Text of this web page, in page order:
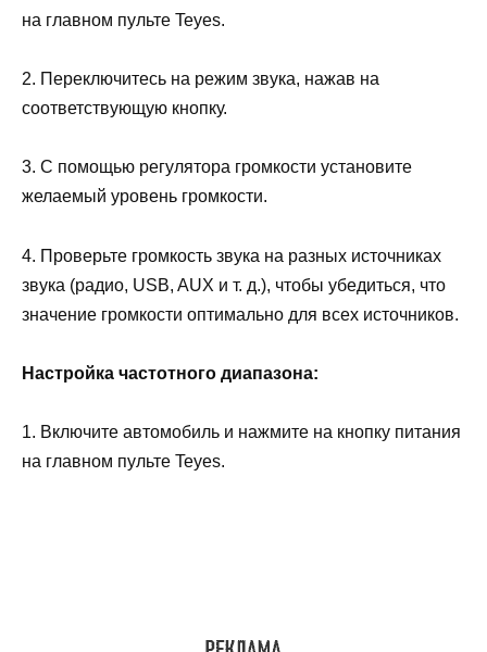
на главном пульте Teyes.
2. Переключитесь на режим звука, нажав на
соответствующую кнопку.
3. С помощью регулятора громкости установите
желаемый уровень громкости.
4. Проверьте громкость звука на разных источниках
звука (радио, USB, AUX и т. д.), чтобы убедиться, что
значение громкости оптимально для всех источников.
Настройка частотного диапазона:
1. Включите автомобиль и нажмите на кнопку питания
на главном пульте Teyes.